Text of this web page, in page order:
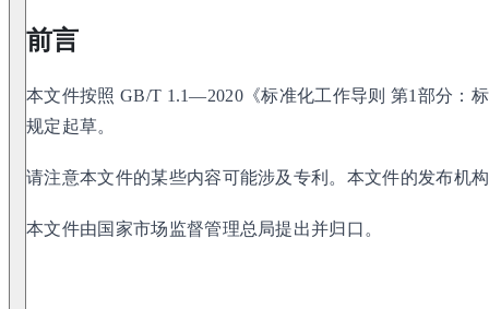
前言
本文件按照 GB/T 1.1—2020《标准化工作导则 第1部分：
规定起草。
请注意本文件的某些内容可能涉及专利。本文件的发布机
本文件由国家市场监督管理总局提出并归口。